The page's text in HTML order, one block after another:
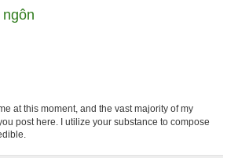
at this moment, and the vast majority of my
post here. I utilize your substance to compose